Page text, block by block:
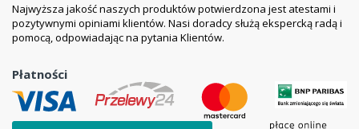
Najwyższa jakość naszych produktów potwierdzona jest atestami i
pozytywnymi opiniami klientów. Nasi doradcy służą ekspercką radą i
pomocą, odpowiadając na pytania Klientów.
Płatności